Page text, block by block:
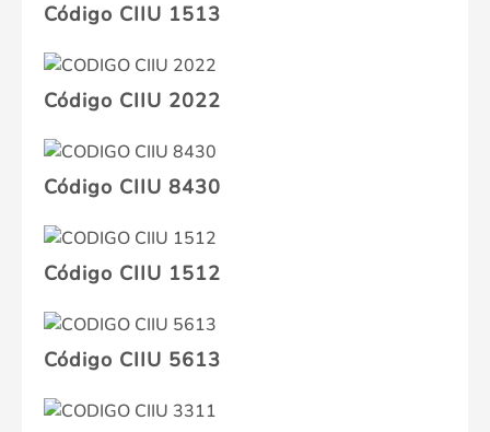
Código CIIU 1513
Código CIIU 2022
Código CIIU 8430
Código CIIU 1512
Código CIIU 5613